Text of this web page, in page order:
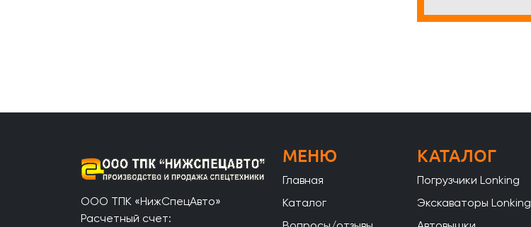
ООО ТПК «НижСпецАвто»
Расчетный счет:
МЕНЮ
Главная
Каталог
КАТАЛОГ
Погрузчики Lonking
Экскаваторы Lonking